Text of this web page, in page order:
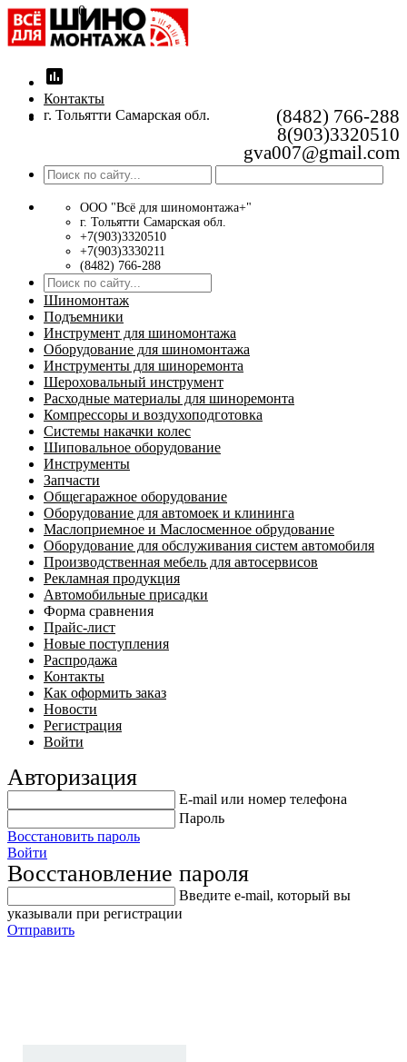
insert_chart
0
Контакты
г. Тольятти Самарская обл.
(8482) 766-288
8(903)3320510
gva007@gmail.com
ООО "Всё для шиномонтажа+"
г. Тольятти Самарская обл.
+7(903)3320510
+7(903)3330211
(8482) 766-288
Шиномонтаж
Подъемники
Инструмент для шиномонтажа
Оборудование для шиномонтажа
Инструменты для шиноремонта
Шероховальный инструмент
Расходные материалы для шиноремонта
Компрессоры и воздухоподготовка
Системы накачки колес
Шиповальное оборудование
Инструменты
Запчасти
Общегаражное оборудование
Оборудование для автомоек и клининга
Маслоприемное и Маслосменное обрудование
Оборудование для обслуживания систем автомобиля
Производственная мебель для автосервисов
Рекламная продукция
Автомобильные присадки
Форма сравнения
Прайс-лист
Новые поступления
Распродажа
Контакты
Как оформить заказ
Новости
Регистрация
Войти
Авторизация
E-mail или номер телефона
Пароль
Восстановить пароль
Войти
Восстановление пароля
Введите е-mail, который вы
указывали при регистрации
Отправить